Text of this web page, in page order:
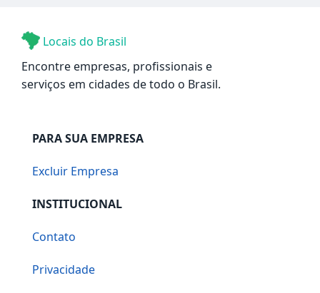
Locais do Brasil
Encontre empresas, profissionais e
serviços em cidades de todo o Brasil.
PARA SUA EMPRESA
Excluir Empresa
INSTITUCIONAL
Contato
Privacidade